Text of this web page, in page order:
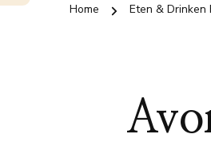
Home Eten & Drinken